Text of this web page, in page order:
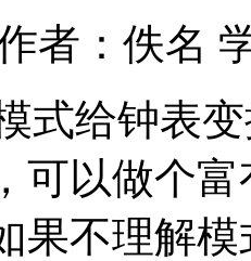
者：佚名
式给钟表
可以做个
果不理解